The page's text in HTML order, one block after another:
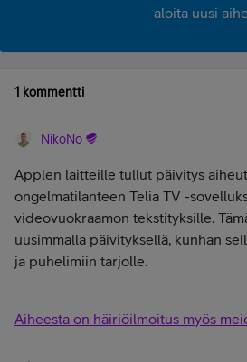
aloita uusi
1 kommentti
NikoNo
Applen laitteille tullut päivitys
ongelmatilanteen Telia TV -
videovuokraamon tekstityksille.
uusimmalla päivityksellä, kunhan
ja puhelimiin tarjolle.
Aiheesta on häiriöilmoitus myös